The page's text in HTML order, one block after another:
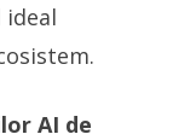
AI de